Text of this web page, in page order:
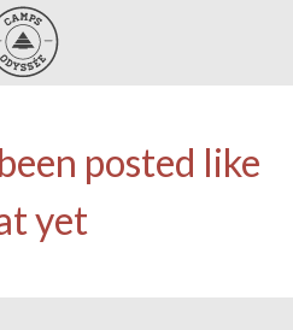
posted like
yet